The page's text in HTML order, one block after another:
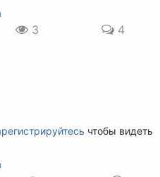
3 4
чтобы видеть